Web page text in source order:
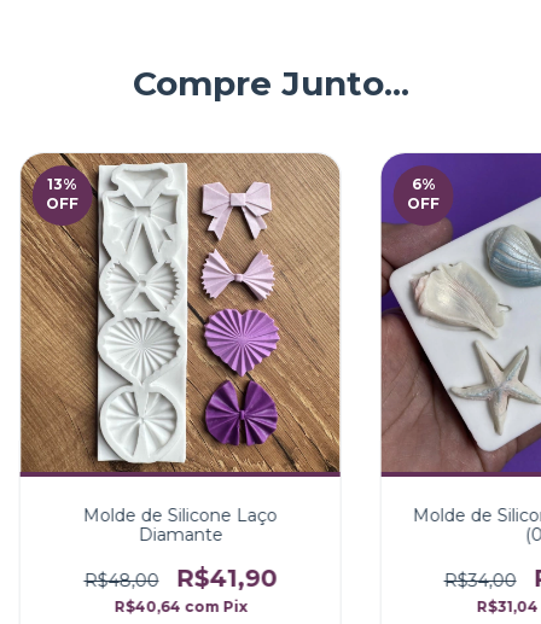
Compre Junto...
13%
OFF
Molde de Silicone Laço
Diamante
R$48,00 R$41,90
R$40,64 com Pix
6%
OFF
Molde de
R$34,00
R$31,04